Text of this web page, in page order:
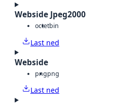
Webside Jpeg2000
octetbin
Last ned
Webside
pngpng
Last ned